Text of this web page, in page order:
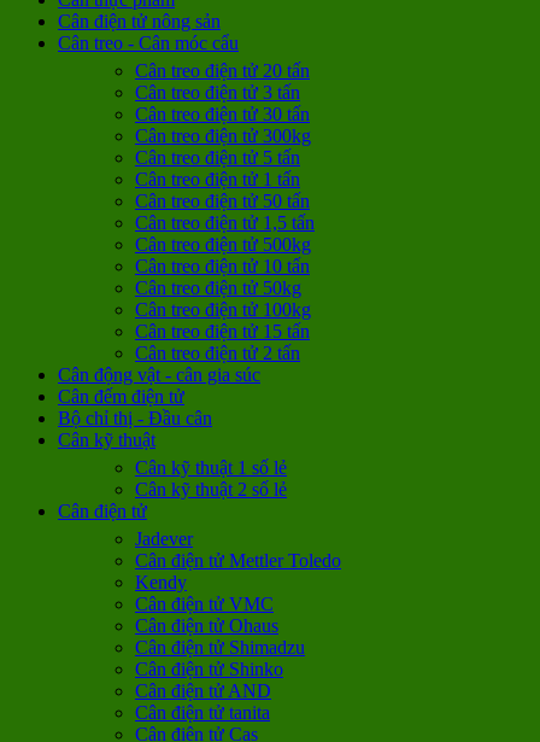
Cân điện tử nông sản
Cân treo - Cân móc cẩu
Cân treo điện tử 20 tấn
Cân treo điện tử 3 tấn
Cân treo điện tử 30 tấn
Cân treo điện tử 300kg
Cân treo điện tử 5 tấn
Cân treo điện tử 1 tấn
Cân treo điện tử 50 tấn
Cân treo điện tử 1,5 tấn
Cân treo điện tử 500kg
Cân treo điện tử 10 tấn
Cân treo điện tử 50kg
Cân treo điện tử 100kg
Cân treo điện tử 15 tấn
Cân treo điện tử 2 tấn
Cân động vật - cân gia súc
Cân đếm điện tử
Bộ chỉ thị - Đầu cân
Cân kỹ thuật
Cân kỹ thuật 1 số lẻ
Cân kỹ thuật 2 số lẻ
Cân điện tử
Jadever
Cân điện tử Mettler Toledo
Kendy
Cân điện tử VMC
Cân điện tử Ohaus
Cân điện tử Shimadzu
Cân điện tử Shinko
Cân điện tử AND
Cân điện tử tanita
Cân điện tử Cas